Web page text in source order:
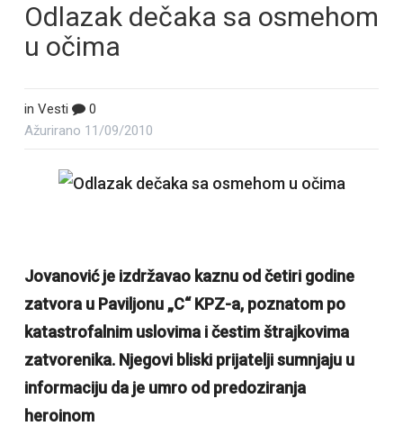
Odlazak dečaka sa osmehom
u očima
in Vesti
0
Ažurirano 11/09/2010
Jovanović je izdržavao kaznu od četiri godine
zatvora u Paviljonu „C“ KPZ-a, poznatom po
katastrofalnim uslovima i čestim štrajkovima
zatvorenika. Njegovi bliski prijatelji sumnjaju u
informaciju da je umro od predoziranja
heroinom